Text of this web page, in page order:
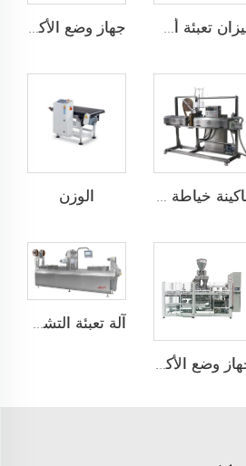
ميزان تعبئة أسفل جهاز وضع الأكياس تلقائيًا بسرعة عالية JCN-G1-2G-1
الوزن
جهاز وضع الأكياس تلقائيًا ذو محطتين JCN-G2-2A-S
آلة تعبئة التشكيل الحراري